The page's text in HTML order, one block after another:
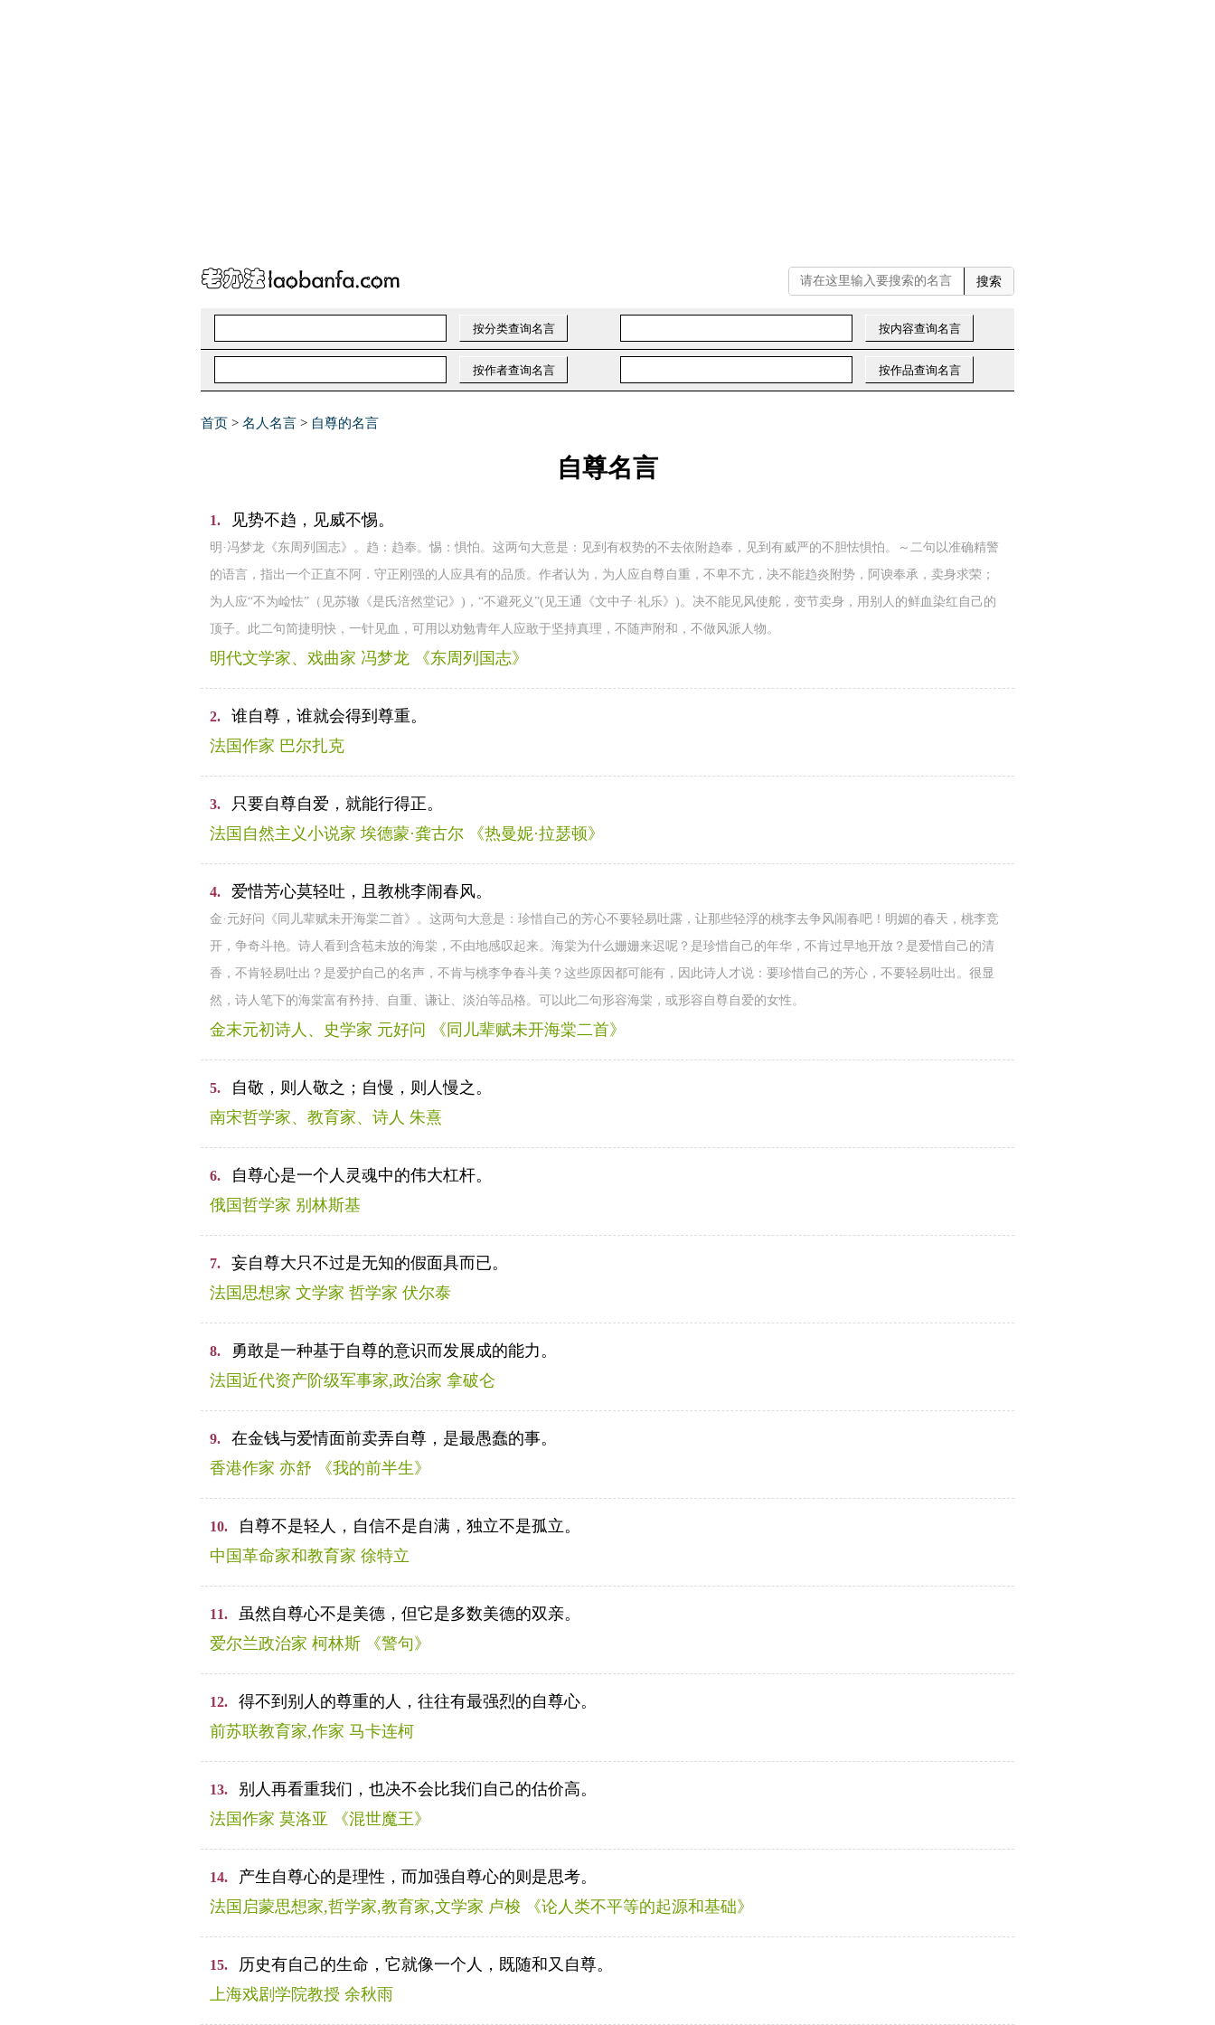
首页 > 名人名言 > 自尊的名言
自尊名言
1. 见势不趋，见威不惕。
明·冯梦龙《东周列国志》。趋：趋奉。惕：惧怕。这两句大意是：见到有权势的不去依附趋奉，见到有威严的不胆怯惧怕。～二句以准确精警
的语言，指出一个正直不阿．守正刚强的人应具有的品质。作者认为，为人应自尊自重，不卑不亢，决不能趋炎附势，阿谀奉承，卖身求荣；
为人应“不为崄怯”（见苏辙《是氏涪然堂记》)，“不避死义”(见王通《文中子·礼乐》)。决不能见风使舵，变节卖身，用别人的鲜血染红自己的
顶子。此二句简捷明快，一针见血，可用以劝勉青年人应敢于坚持真理，不随声附和，不做风派人物。
明代文学家、戏曲家 冯梦龙 《东周列国志》
2.
谁自尊，谁就会得到尊重。
法国作家 巴尔扎克
3.
只要自尊自爱，就能行得正。
法国自然主义小说家 埃德蒙·龚古尔 《热曼妮·拉瑟顿》
4. 爱惜芳心莫轻吐，且教桃李闹春风。
金·元好问《同儿辈赋未开海棠二首》。这两句大意是：珍惜自己的芳心不要轻易吐露，让那些轻浮的桃李去争风闹春吧！明媚的春天，桃李竞
开，争奇斗艳。诗人看到含苞未放的海棠，不由地感叹起来。海棠为什么姗姗来迟呢？是珍惜自己的年华，不肯过早地开放？是爱惜自己的清
香，不肯轻易吐出？是爱护自己的名声，不肯与桃李争春斗美？这些原因都可能有，因此诗人才说：要珍惜自己的芳心，不要轻易吐出。很显
然，诗人笔下的海棠富有矜持、自重、谦让、淡泊等品格。可以此二句形容海棠，或形容自尊自爱的女性。
金末元初诗人、史学家 元好问 《同儿辈赋未开海棠二首》
5.
自敬，则人敬之；自慢，则人慢之。
南宋哲学家、教育家、诗人 朱熹
6.
自尊心是一个人灵魂中的伟大杠杆。
俄国哲学家 别林斯基
7.
妄自尊大只不过是无知的假面具而已。
法国思想家 文学家 哲学家 伏尔泰
8.
勇敢是一种基于自尊的意识而发展成的能力。
法国近代资产阶级军事家,政治家 拿破仑
9.
在金钱与爱情面前卖弄自尊，是最愚蠢的事。
香港作家 亦舒 《我的前半生》
10.
自尊不是轻人，自信不是自满，独立不是孤立。
中国革命家和教育家 徐特立
11.
虽然自尊心不是美德，但它是多数美德的双亲。
爱尔兰政治家 柯林斯 《警句》
12.
得不到别人的尊重的人，往往有最强烈的自尊心。
前苏联教育家,作家 马卡连柯
13.
别人再看重我们，也决不会比我们自己的估价高。
法国作家 莫洛亚 《混世魔王》
14.
产生自尊心的是理性，而加强自尊心的则是思考。
法国启蒙思想家,哲学家,教育家,文学家 卢梭 《论人类不平等的起源和基础》
15.
历史有自己的生命，它就像一个人，既随和又自尊。
上海戏剧学院教授 余秋雨